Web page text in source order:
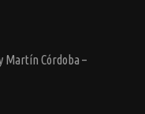
Martín Córdoba –